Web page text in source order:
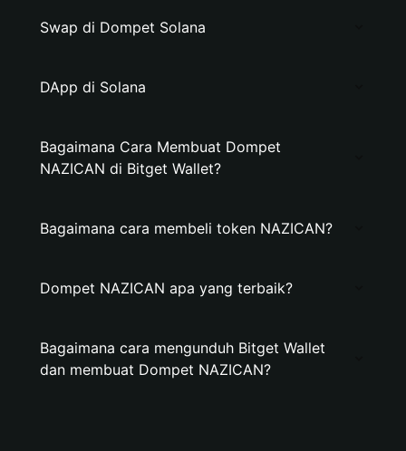
Swap di Dompet Solana
DApp di Solana
Bagaimana Cara Membuat Dompet
NAZICAN di Bitget Wallet?
Bagaimana cara membeli token NAZICAN?
Dompet NAZICAN apa yang terbaik?
Bagaimana cara mengunduh Bitget Wallet
dan membuat Dompet NAZICAN?